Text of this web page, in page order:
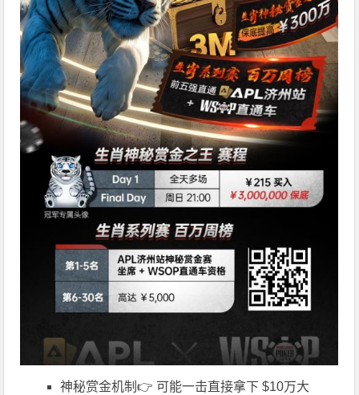
神秘赏金机制👉 可能一击直接拿下 $10万大